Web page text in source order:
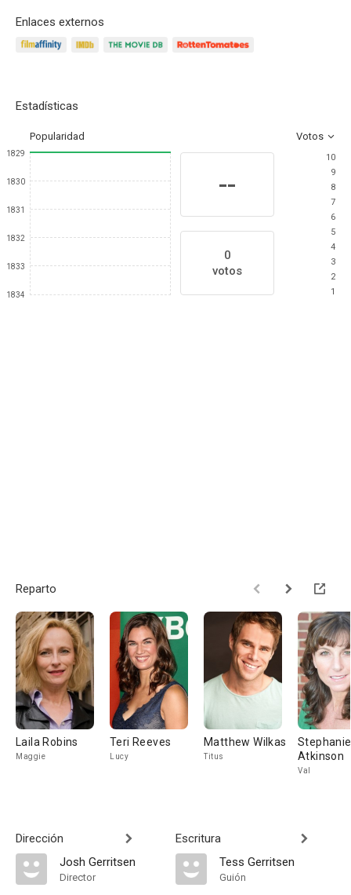
Enlaces externos
Estadísticas
Popularidad Votos
1829
1830
1831
1832
1833
1834
--
0
votos
10
9
8
7
6
5
4
3
2
1
Reparto
Laila Robins
Maggie
Teri Reeves
Lucy
Matthew Wilkas
Titus
Stephanie
Atkinson
Val
Dirección
Josh Gerritsen
Director
Escritura
Tess Gerritsen
Guión